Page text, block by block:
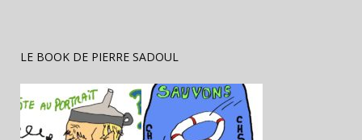
LE BOOK DE PIERRE SADOUL